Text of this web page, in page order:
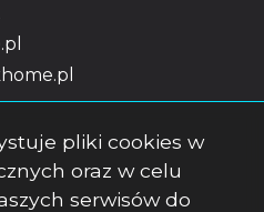
pliki cookies w
oraz w celu
serwisów do